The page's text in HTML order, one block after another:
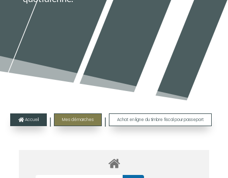
 Accueil | Mes démarches | Achat en ligne du timbre fiscal pour passeport